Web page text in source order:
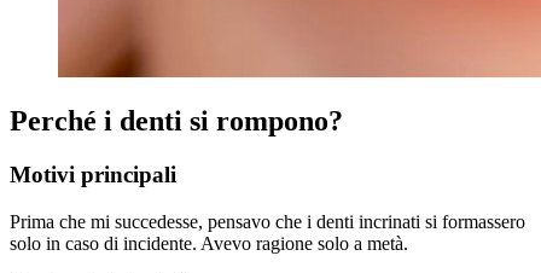
Perché i denti si rompono?
Motivi principali
Prima che mi succedesse, pensavo che i denti incrinati si formassero
solo in caso di incidente. Avevo ragione solo a metà.